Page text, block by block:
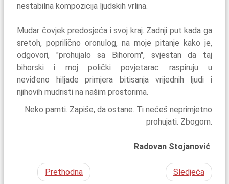
nestabilna kompozicija ljudskih vrlina.
Mudar čovjek predosjeća i svoj kraj. Zadnji put kada ga
sretoh, poprilično oronulog, na moje pitanje kako je,
odgovori, "prohujalo sa Bihorom", svjestan da taj
bihorski i moj polički povjetarac raspiruju u
neviđeno hiljade primjera bitisanja vrijednih ljudi i
njihovih mudristi na našim prostorima.
Neko pamti. Zapiše, da ostane. Ti nećeš neprimjetno
prohujati. Zbogom.
Radovan Stojanović
Prethodna Sledjeća